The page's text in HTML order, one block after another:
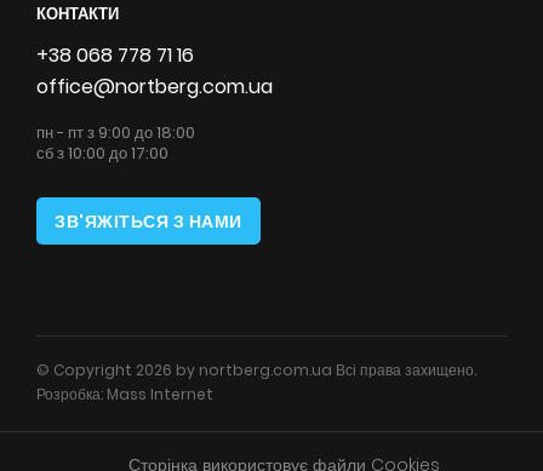
КОНТАКТИ
+38 068 778 71 16
office@nortberg.com.ua
пн - пт з 9:00 до 18:00
сб з 10:00 до 17:00
ЗВ'ЯЖІТЬСЯ З НАМИ
© Copyright 2026 by nortberg.com.ua Всі права захищено.
Розробка: Mass Internet
Сторінка використовує файли Cookies